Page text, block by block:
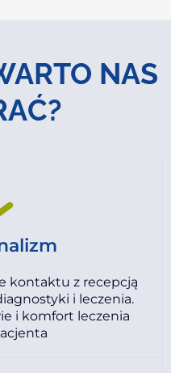
NAS
kontaktu z recepcją
i leczenia.
i komfort leczenia